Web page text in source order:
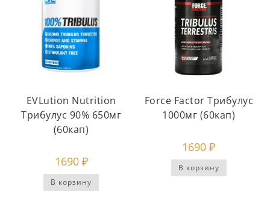
EVLution Nutrition
Трибулус 90% 650мг
(60кап)
1690 ₽
В корзину
Force Factor Трибулус
1000мг (60кап)
1690₽
В корзину